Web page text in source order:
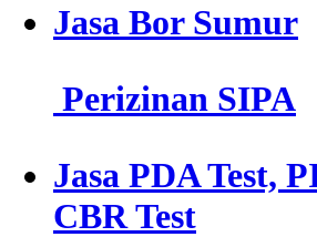
Jasa Bor Sumur
Perizinan SIPA
Jasa PDA Test,
CBR Test